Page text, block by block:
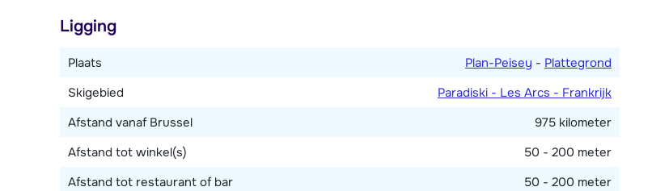
persoons slaapbank, deze slaapkamer is op de begane grond gelegen en is alleen buitenom te
bereiken.
Vier badkamers, waarvan drie met ieder een douche en één met douche en toilet. Twee aparte
toiletten.
Ligging
Plaats Plan-Peisey - Plattegrond
Skigebied
Paradiski - Les Arcs - Frankrijk
Afstand vanaf Brussel
975 kilometer
Afstand tot winkel(s)
50 - 200 meter
Afstand tot restaurant of bar
50 - 200 meter